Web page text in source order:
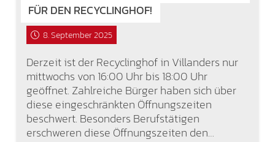
FÜR DEN RECYCLINGHOF!
8. September 2025
Derzeit ist der Recyclinghof in Villanders nur
mittwochs von 16:00 Uhr bis 18:00 Uhr
geöffnet. Zahlreiche Bürger haben sich über
diese eingeschränkten Öffnungszeiten
beschwert. Besonders Berufstätigen
erschweren diese Öffnungszeiten den…